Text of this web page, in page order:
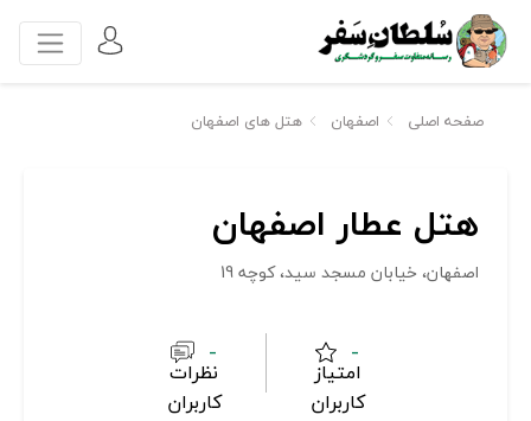
صفحه اصلی اصفهان هتل های اصفهان
هتل عطار اصفهان
اصفهان، خیابان مسجد سید، کوچه 19
-
امتیاز
کاربران
-
نظرات
کاربران